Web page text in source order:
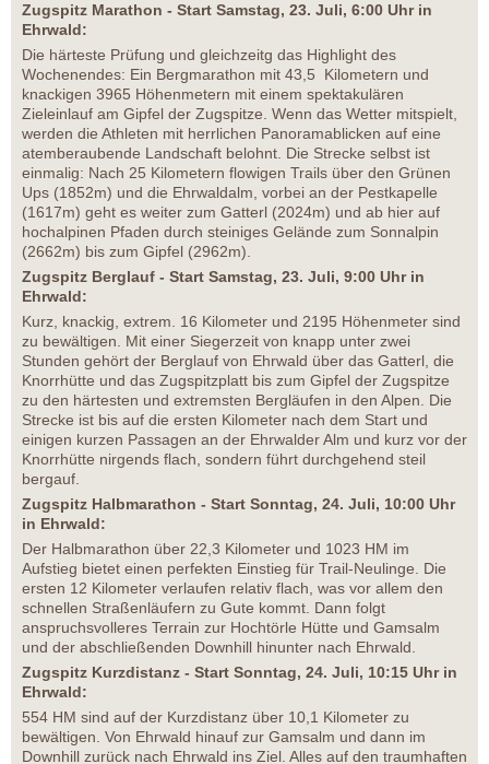
Zugspitz Marathon - Start Samstag, 23. Juli, 6:00 Uhr in
Ehrwald:
Die härteste Prüfung und gleichzeitg das Highlight des
Wochenendes: Ein Bergmarathon mit 43,5 Kilometern und
knackigen 3965 Höhenmetern mit einem spektakulären
Zieleinlauf am Gipfel der Zugspitze. Wenn das Wetter mitspielt,
werden die Athleten mit herrlichen Panoramablicken auf eine
atemberaubende Landschaft belohnt. Die Strecke selbst ist
einmalig: Nach 25 Kilometern flowigen Trails über den Grünen
Ups (1852m) und die Ehrwaldalm, vorbei an der Pestkapelle
(1617m) geht es weiter zum Gatterl (2024m) und ab hier auf
hochalpinen Pfaden durch steiniges Gelände zum Sonnalpin
(2662m) bis zum Gipfel (2962m).
Zugspitz Berglauf - Start Samstag, 23. Juli, 9:00 Uhr in
Ehrwald:
Kurz, knackig, extrem. 16 Kilometer und 2195 Höhenmeter sind
zu bewältigen. Mit einer Siegerzeit von knapp unter zwei
Stunden gehört der Berglauf von Ehrwald über das Gatterl, die
Knorrhütte und das Zugspitzplatt bis zum Gipfel der Zugspitze
zu den härtesten und extremsten Bergläufen in den Alpen. Die
Strecke ist bis auf die ersten Kilometer nach dem Start und
einigen kurzen Passagen an der Ehrwalder Alm und kurz vor der
Knorrhütte nirgends flach, sondern führt durchgehend steil
bergauf.
Zugspitz Halbmarathon - Start Sonntag, 24. Juli, 10:00 Uhr
in Ehrwald:
Der Halbmarathon über 22,3 Kilometer und 1023 HM im
Aufstieg bietet einen perfekten Einstieg für Trail-Neulinge. Die
ersten 12 Kilometer verlaufen relativ flach, was vor allem den
schnellen Straßenläufern zu Gute kommt. Dann folgt
anspruchsvolleres Terrain zur Hochtörle Hütte und Gamsalm
und der abschließenden Downhill hinunter nach Ehrwald.
Zugspitz Kurzdistanz - Start Sonntag, 24. Juli, 10:15 Uhr in
Ehrwald:
554 HM sind auf der Kurzdistanz über 10,1 Kilometer zu
bewältigen. Von Ehrwald hinauf zur Gamsalm und dann im
Downhill zurück nach Ehrwald ins Ziel. Alles auf den traumhaften